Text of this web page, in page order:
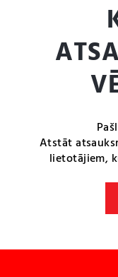
Atstāt
lietotājiem,